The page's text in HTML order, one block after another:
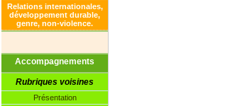
Relations internationales,
développement durable,
genre, non-violence.
Accompagnements
Rubriques voisines
Présentation